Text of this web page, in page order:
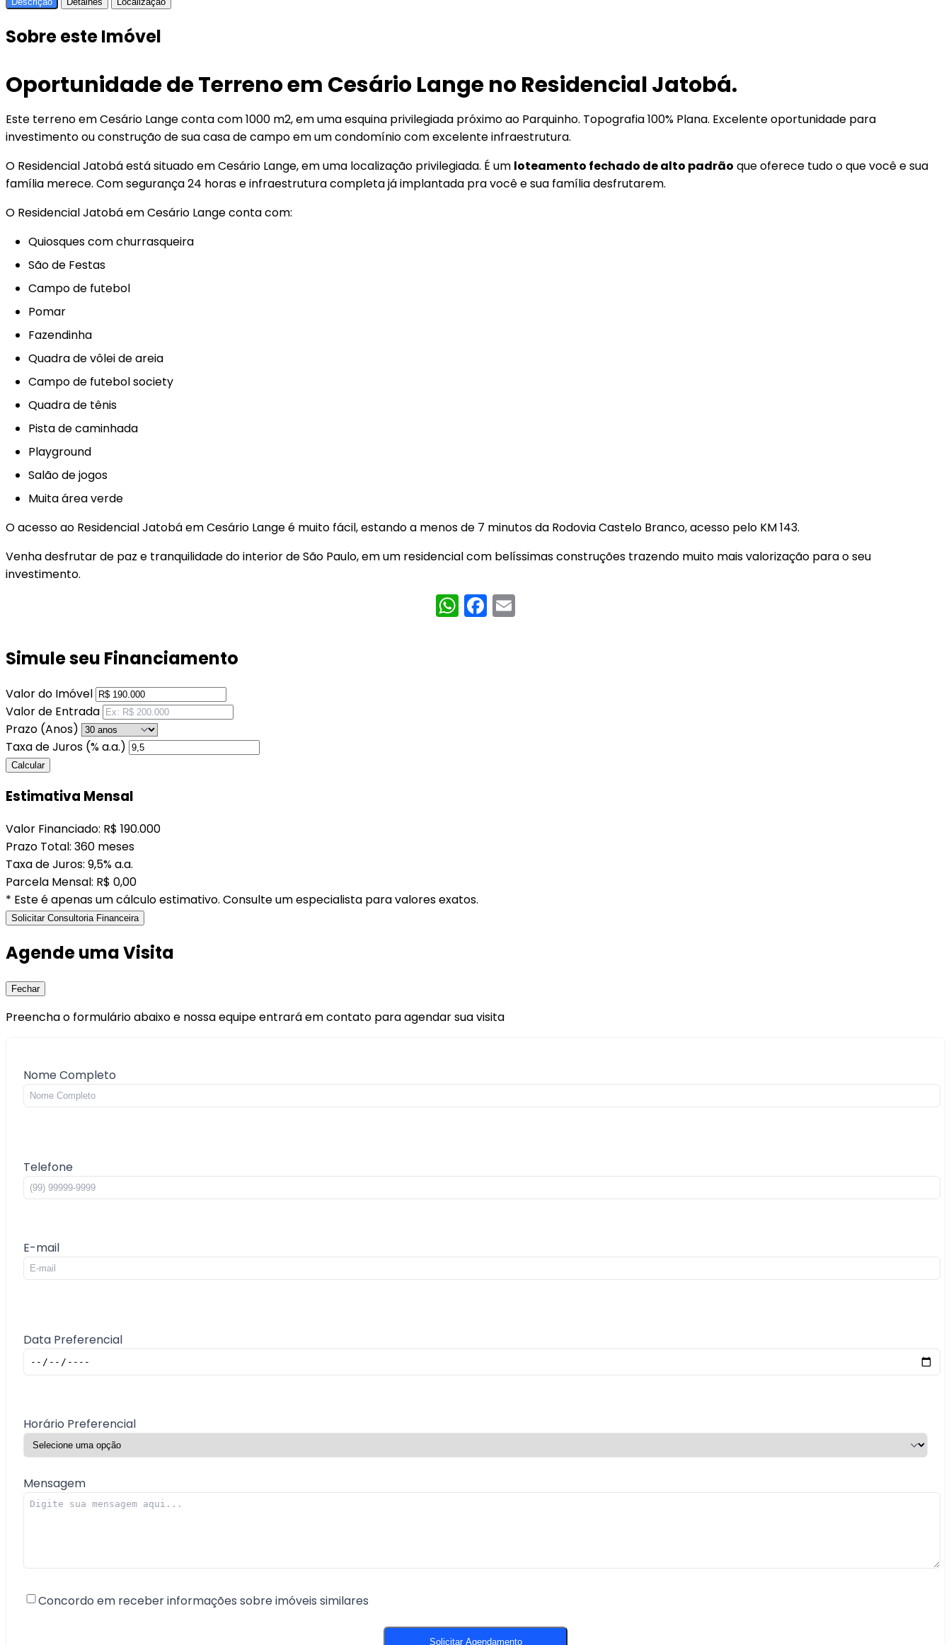
Sobre este Imóvel
Oportunidade de Terreno em Cesário Lange no Residencial Jatobá.
Este terreno em Cesário Lange conta com 1000 m2, em uma esquina privilegiada próximo ao Parquinho. Topografia 100% Plana. Excelente oportunidade para
investimento ou construção de sua casa de campo em um condomínio com excelente infraestrutura.
O Residencial Jatobá está situado em Cesário Lange, em uma localização privilegiada. É um loteamento fechado de alto padrão que oferece tudo o que você e sua
família merece. Com segurança 24 horas e infraestrutura completa já implantada pra você e sua família desfrutarem.
O Residencial Jatobá em Cesário Lange conta com:
Quiosques com churrasqueira
São de Festas
Campo de futebol
Pomar
Fazendinha
Quadra de vôlei de areia
Campo de futebol society
Quadra de tênis
Pista de caminhada
Playground
Salão de jogos
Muita área verde
O acesso ao Residencial Jatobá em Cesário Lange é muito fácil, estando a menos de 7 minutos da Rodovia Castelo Branco, acesso pelo KM 143.
Venha desfrutar de paz e tranquilidade do interior de São Paulo, em um residencial com belíssimas construções trazendo muito mais valorização para o seu
investimento.
WhatsApp
Facebook
Simule seu Financiamento
Valor do Imóvel
Valor de Entrada
Prazo (Anos)
Taxa de Juros (% a.a.)
Calcular
Estimativa Mensal
Valor Financiado: R$ 190.000
Prazo Total: 360 meses
Taxa de Juros: 9,5% a.a.
Parcela Mensal: R$ 0,00
* Este é apenas um cálculo estimativo. Consulte um especialista para valores exatos.
Solicitar Consultoria Financeira
Agende uma Visita
Fechar
Preencha o formulário abaixo e nossa equipe entrará em contato para agendar sua visita
Nome Completo
Telefone
E-mail
Data Preferencial
Horário Preferencial
Mensagem
Concordo em receber informações sobre imóveis similares